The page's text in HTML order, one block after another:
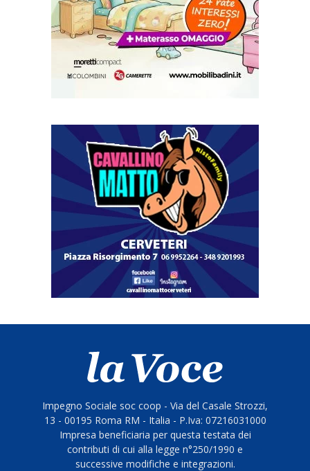
Impegno Sociale soc coop - Via del Casale Strozzi,
13 - 00195 Roma RM - Italia - P.Iva: 07216031000
Impresa beneficiaria per questa testata dei
contributi di cui alla legge n°250/1990 e
successive modifiche e integrazioni.